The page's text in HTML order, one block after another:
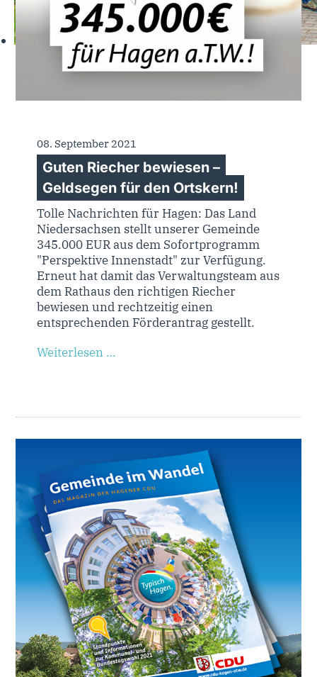
08. September 2021
Guten Riecher bewiesen –
Geldsegen für den Ortskern!
Tolle Nachrichten für Hagen: Das Land
Niedersachsen stellt unserer Gemeinde
345.000 EUR aus dem Sofortprogramm
"Perspektive Innenstadt" zur Verfügung.
Erneut hat damit das Verwaltungsteam aus
dem Rathaus den richtigen Riecher
bewiesen und rechtzeitig einen
entsprechenden Förderantrag gestellt.
Weiterlesen …